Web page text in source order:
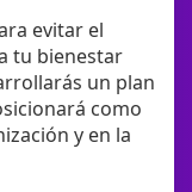
evitar el
tu bienestar
un plan
como
y en la